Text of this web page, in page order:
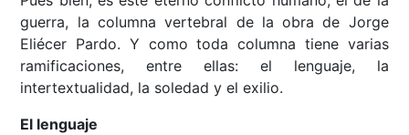
guerra, la columna vertebral de la obra de Jorge
Eliécer Pardo. Y como toda columna tiene varias
ramificaciones, entre ellas: el lenguaje, la
intertextualidad, la soledad y el exilio.
El lenguaje